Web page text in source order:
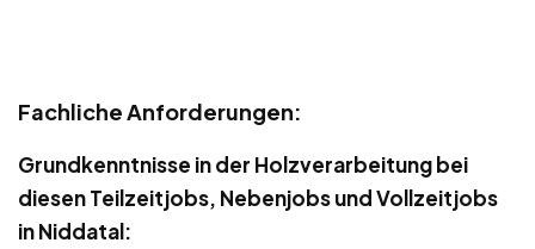
Fachliche Anforderungen:
Grundkenntnisse in der Holzverarbeitung bei
diesen Teilzeitjobs, Nebenjobs und Vollzeitjobs
in Niddatal: